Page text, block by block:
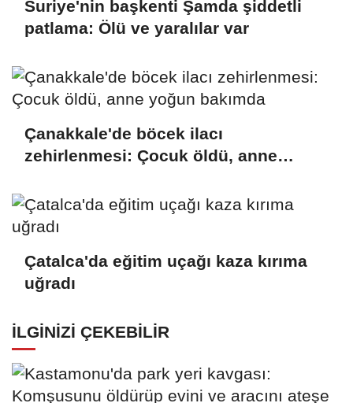
Suriye'nin başkenti Şamda şiddetli
patlama: Ölü ve yaralılar var
Çanakkale'de böcek ilacı
zehirlenmesi: Çocuk öldü, anne
Çatalca'da eğitim uçağı kaza kırıma
uğradı
İLGINIZI ÇEKEBILIR